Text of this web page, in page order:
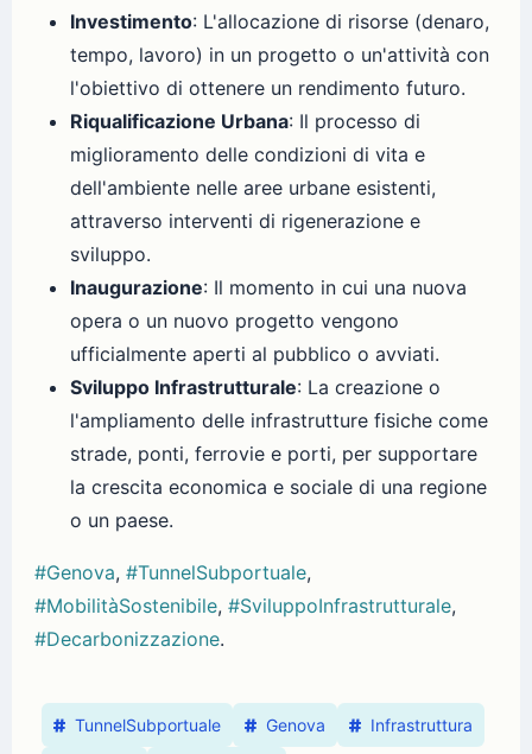
Investimento: L'allocazione di risorse (denaro,
tempo, lavoro) in un progetto o un'attività con
l'obiettivo di ottenere un rendimento futuro.
Riqualificazione Urbana: Il processo di
miglioramento delle condizioni di vita e
dell'ambiente nelle aree urbane esistenti,
attraverso interventi di rigenerazione e
sviluppo.
Inaugurazione: Il momento in cui una nuova
opera o un nuovo progetto vengono
ufficialmente aperti al pubblico o avviati.
Sviluppo Infrastrutturale: La creazione o
l'ampliamento delle infrastrutture fisiche come
strade, ponti, ferrovie e porti, per supportare
la crescita economica e sociale di una regione
o un paese.
#Genova, #TunnelSubportuale,
#MobilitàSostenibile, #SviluppoInfrastrutturale,
#Decarbonizzazione.
TunnelSubportuale Genova Infrastruttura